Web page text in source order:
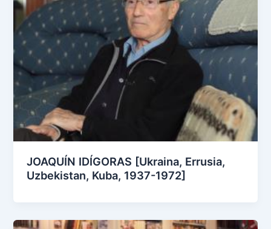
JOAQUÍN IDÍGORAS [Ukraina, Errusia,
Uzbekistan, Kuba, 1937-1972]